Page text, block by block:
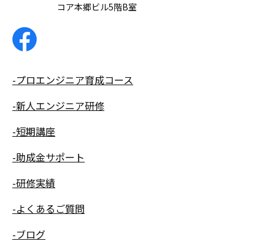
コア本郷ビル5階B室
-プロエンジニア育成コース
-新人エンジニア研修
-短期講座
-助成金サポート
-研修実績
-よくあるご質問
-ブログ